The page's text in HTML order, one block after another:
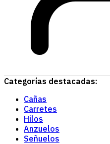
Categorías destacadas:
Cañas
Carretes
Hilos
Anzuelos
Señuelos